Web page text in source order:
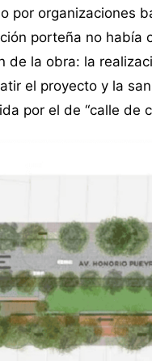
por organizaciones
porteña no había
de la obra: la
el proyecto y la
por el de “calle de